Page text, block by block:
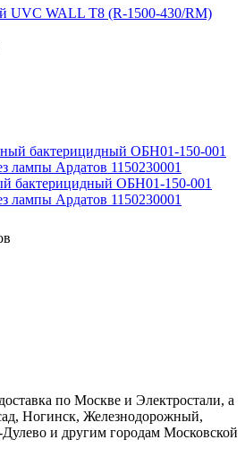
UVC WALL T8 (R-1500-430/RM)
бактерицидный ОБН01-150-001
лампы Ардатов 1150230001
по Москве и Электростали, а
Ногинск, Железнодорожный,
и другим городам Московской